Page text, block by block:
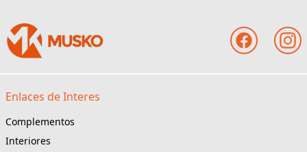
Enlaces de Interes
Complementos
Interiores